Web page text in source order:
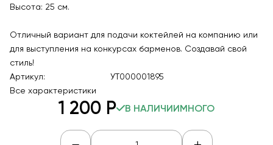
Высота: 25 см.
Отличный вариант для подачи коктейлей на компанию или
для выступления на конкурсах барменов. Создавай свой
стиль!
Артикул:
УТ000001895
Все характеристики
1 200 Р В НАЛИЧИИ МНОГО